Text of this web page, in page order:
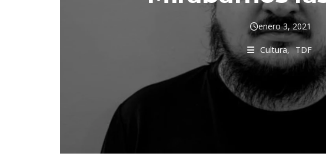
enero 3, 2021
Cultura TDF